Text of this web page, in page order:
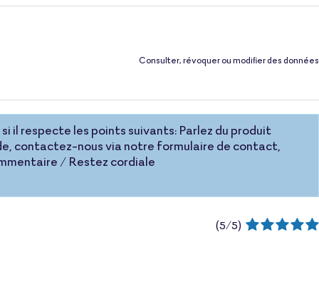
Consulter, révoquer ou modifier des données
il respecte les points suivants: Parlez du produit
contactez-nous via notre formulaire de contact,
/ Restez cordiale
(5/5)